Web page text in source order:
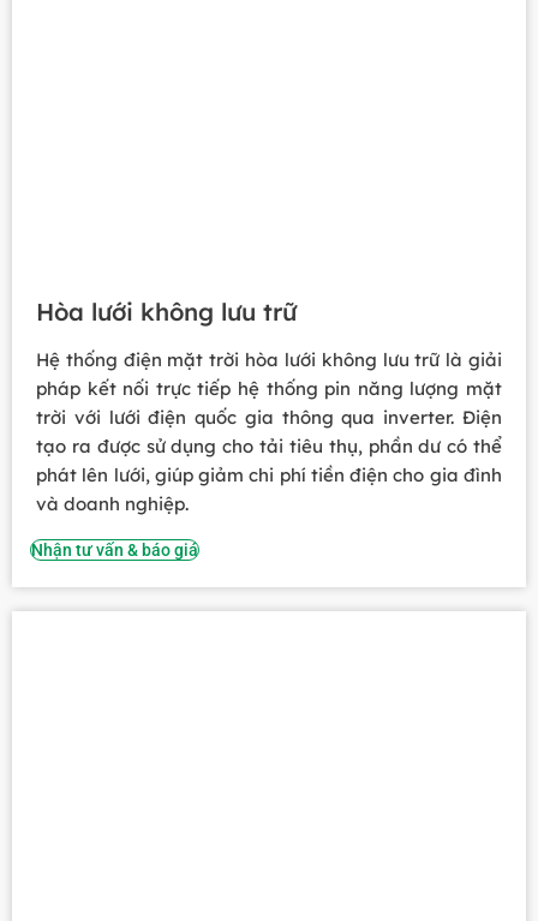
Hòa lưới không lưu trữ
Hệ thống điện mặt trời hòa lưới không lưu trữ là giải
pháp kết nối trực tiếp hệ thống pin năng lượng mặt
trời với lưới điện quốc gia thông qua inverter. Điện
tạo ra được sử dụng cho tải tiêu thụ, phần dư có thể
phát lên lưới, giúp giảm chi phí tiền điện cho gia đình
và doanh nghiệp.
Nhận tư vấn & báo giá